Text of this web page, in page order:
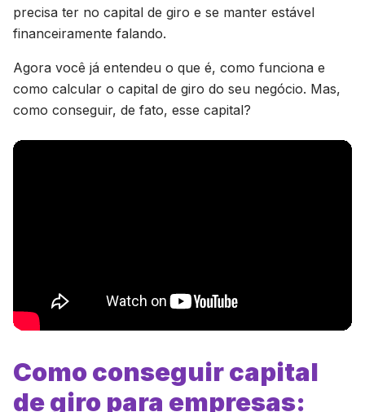
precisa ter no capital de giro e se manter estável
financeiramente falando.
Agora você já entendeu o que é, como funciona e
como calcular o capital de giro do seu negócio. Mas,
como conseguir, de fato, esse capital?
Como conseguir capital
de giro para empresas: